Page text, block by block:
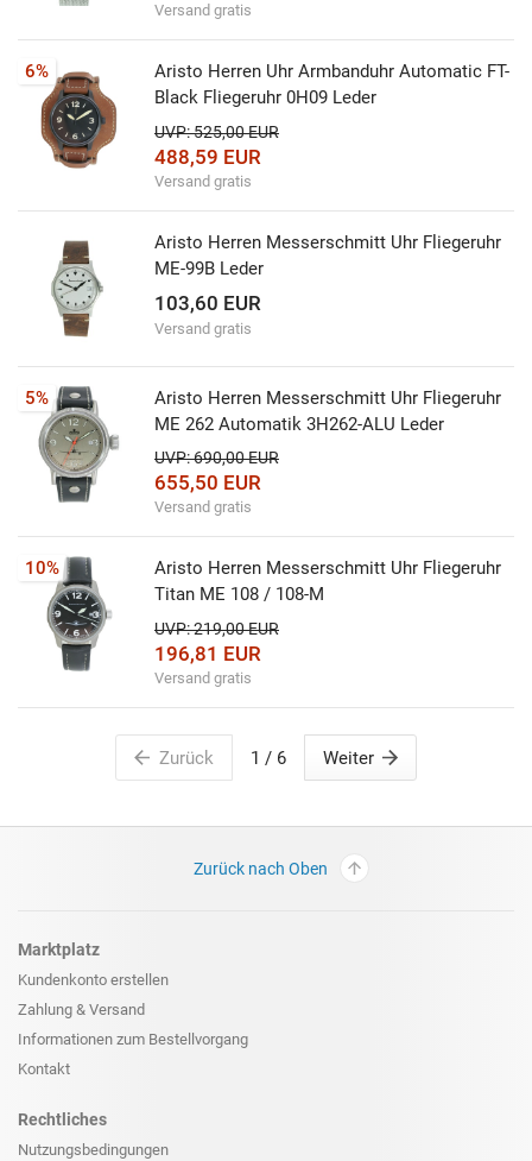
Versand gratis
Aristo Herren Uhr Armbanduhr Automatic FT-
Black Fliegeruhr 0H09 Leder
UVP: 525,00 EUR
488,59 EUR
Versand gratis
6%
Aristo Herren Messerschmitt Uhr Fliegeruhr
ME-99B Leder
103,60 EUR
Versand gratis
Aristo Herren Messerschmitt Uhr Fliegeruhr
ME 262 Automatik 3H262-ALU Leder
UVP: 690,00 EUR
655,50 EUR
Versand gratis
5%
Aristo Herren Messerschmitt Uhr Fliegeruhr
Titan ME 108 / 108-M
UVP: 219,00 EUR
196,81 EUR
Versand gratis
10%
Zurück 1 / 6 Weiter
Zurück nach Oben
Marktplatz
Kundenkonto erstellen
Zahlung & Versand
Informationen zum Bestellvorgang
Kontakt
Rechtliches
Nutzungsbedingungen